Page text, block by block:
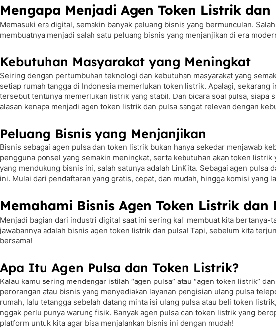
Mengapa Menjadi Agen Token Listrik dan
Memasuki era digital, semakin banyak peluang bisnis yang bermunculan.
membuatnya menjadi salah satu peluang bisnis yang menjanjikan di era
Kebutuhan Masyarakat yang Meningkat
Seiring dengan pertumbuhan teknologi dan kebutuhan masyarakat yang
setiap rumah tangga di Indonesia memerlukan token listrik. Apalagi,
tersebut tentunya memerlukan listrik yang stabil. Dan bicara soal pulsa, siapa
alasan kenapa menjadi agen token listrik dan pulsa sangat relevan dengan
Peluang Bisnis yang Menjanjikan
Bisnis sebagai agen pulsa dan token listrik bukan hanya sekedar menjawab
pengguna ponsel yang semakin meningkat, serta kebutuhan akan token
yang mendukung bisnis ini, salah satunya adalah LinKita. Sebagai agen
ini. Mulai dari pendaftaran yang gratis, cepat, dan mudah, hingga komisi yang
Memahami Bisnis Agen Token Listrik dan
Menjadi bagian dari industri digital saat ini sering kali membuat kita bertanya-
jawabannya adalah bisnis agen token listrik dan pulsa! Tapi, sebelum kita
bersama!
Apa Itu Agen Pulsa dan Token Listrik?
Kalau kamu sering mendengar istilah “agen pulsa” atau “agen token listrik”
perorangan atau bisnis yang menyediakan layanan pengisian ulang pulsa
rumah, lalu tetangga sebelah datang minta isi ulang pulsa atau beli token
nggak perlu punya warung fisik. Banyak agen pulsa dan token listrik yang
platform untuk kita agar bisa menjalankan bisnis ini dengan mudah!